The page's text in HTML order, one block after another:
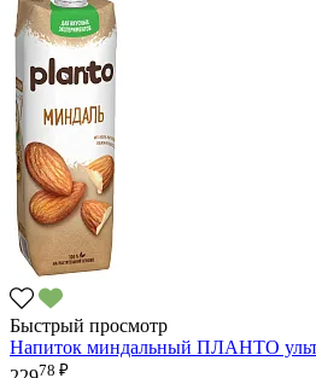
Быстрый просмотр
Напиток миндальный ПЛАНТО
78 ₽